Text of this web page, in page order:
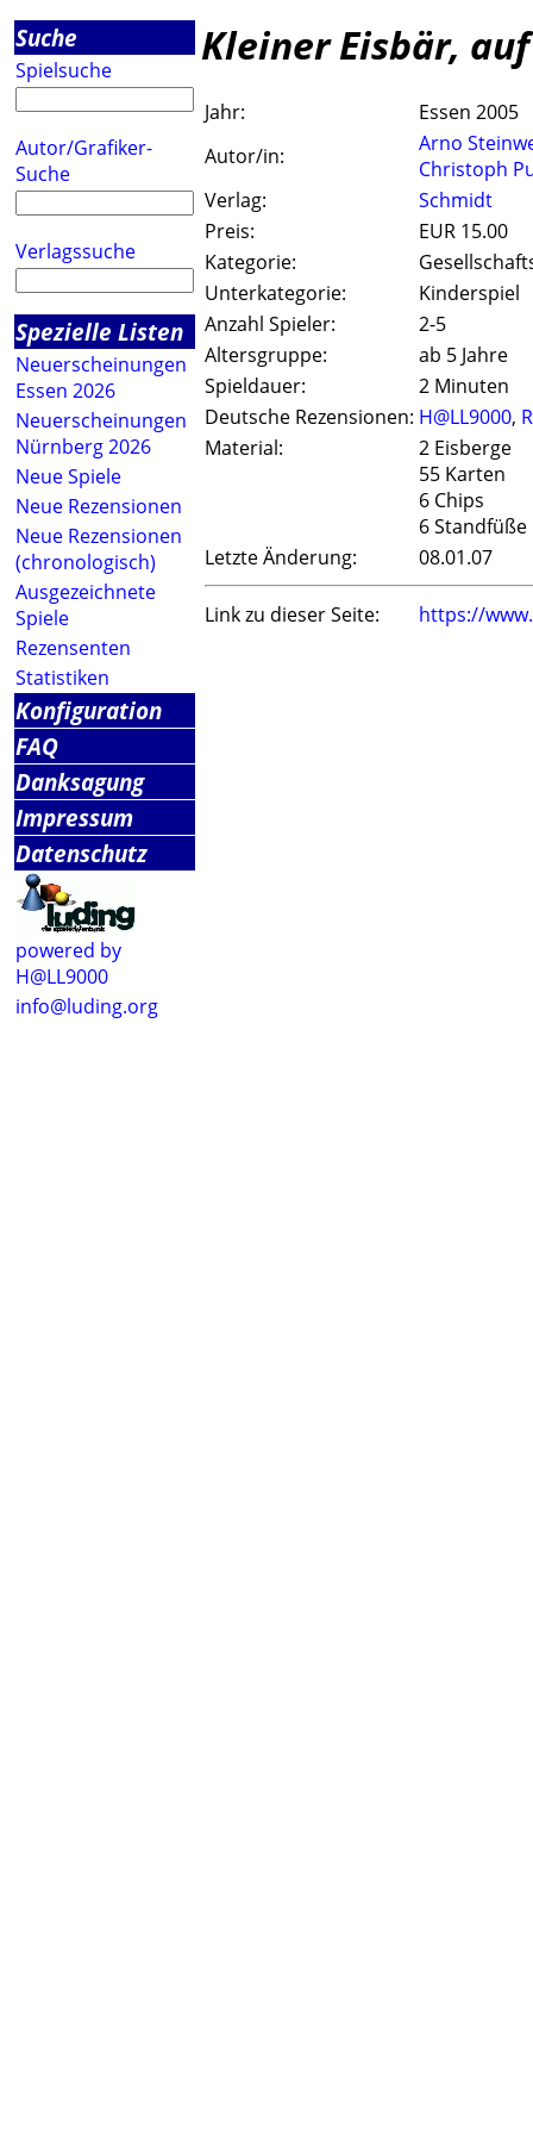
Suche
Spielsuche
Autor/Grafiker-
Suche
Verlagssuche
Spezielle Listen
Neuerscheinungen
Essen 2026
Neuerscheinungen
Nürnberg 2026
Neue Spiele
Neue Rezensionen
Neue Rezensionen
(chronologisch)
Ausgezeichnete
Spiele
Rezensenten
Statistiken
Konfiguration
FAQ
Danksagung
Impressum
Datenschutz
powered by
H@LL9000
info@luding.org
Kleiner Eisbär,
Jahr:
Essen 2005
Autor/in:
Arno
Christoph
Verlag:
Schmidt
Preis:
EUR 15.00
Kategorie:
Unterkategorie:
Kinderspiel
Anzahl Spieler:
2-5
Altersgruppe:
ab 5 Jahre
Spieldauer:
2 Minuten
Deutsche Rezensionen: H@LL9000,
Material:
2 Eisberge
55 Karten
6 Chips
6 Standfüße
Letzte Änderung:
08.01.07
Link zu dieser Seite: https://